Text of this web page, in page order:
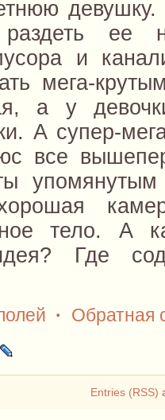
ее
и
мега-
а у
А супер-
все
тело. А
Где
· Обратная
Entries (RSS)